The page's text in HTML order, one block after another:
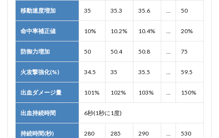
移動速度増加 35 35.3 35.6 … 50
命中率補正値 10% 10.2% 10.4% … 20%
防御力増加 50 50.4 50.8 … 75
火攻撃強化(%) 34.5 35 35.5 … 59.5
出血ダメージ量 101% 102% 103% … 150%
出血持続時間 6秒(1秒に1度)
持続時間(秒) 280 285 290 … 530